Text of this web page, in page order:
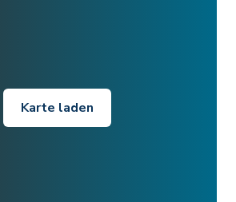
Karte laden